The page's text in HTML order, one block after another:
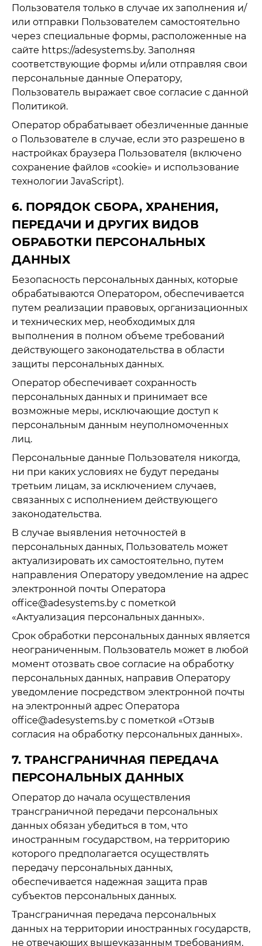
Пользователя только в случае их заполнения и/
или отправки Пользователем самостоятельно
через специальные формы, расположенные на
сайте https://adesystems.by. Заполняя
соответствующие формы и/или отправляя свои
персональные данные Оператору,
Пользователь выражает свое согласие с данной
Политикой.
Оператор обрабатывает обезличенные данные
о Пользователе в случае, если это разрешено в
настройках браузера Пользователя (включено
сохранение файлов «cookie» и использование
технологии JavaScript).
6. ПОРЯДОК СБОРА, ХРАНЕНИЯ,
ПЕРЕДАЧИ И ДРУГИХ ВИДОВ
ОБРАБОТКИ ПЕРСОНАЛЬНЫХ
ДАННЫХ
Безопасность персональных данных, которые
обрабатываются Оператором, обеспечивается
путем реализации правовых, организационных
и технических мер, необходимых для
выполнения в полном объеме требований
действующего законодательства в области
защиты персональных данных.
Оператор обеспечивает сохранность
персональных данных и принимает все
возможные меры, исключающие доступ к
персональным данным неуполномоченных
лиц.
Персональные данные Пользователя никогда,
ни при каких условиях не будут переданы
третьим лицам, за исключением случаев,
связанных с исполнением действующего
законодательства.
В случае выявления неточностей в
персональных данных, Пользователь может
актуализировать их самостоятельно, путем
направления Оператору уведомление на адрес
электронной почты Оператора
office@adesystems.by с пометкой
«Актуализация персональных данных».
Срок обработки персональных данных является
неограниченным. Пользователь может в любой
момент отозвать свое согласие на обработку
персональных данных, направив Оператору
уведомление посредством электронной почты
на электронный адрес Оператора
office@adesystems.by с пометкой «Отзыв
согласия на обработку персональных данных».
7. ТРАНСГРАНИЧНАЯ ПЕРЕДАЧА
ПЕРСОНАЛЬНЫХ ДАННЫХ
Оператор до начала осуществления
трансграничной передачи персональных
данных обязан убедиться в том, что
иностранным государством, на территорию
которого предполагается осуществлять
передачу персональных данных,
обеспечивается надежная защита прав
субъектов персональных данных.
Трансграничная передача персональных
данных на территории иностранных государств,
не отвечающих вышеуказанным требованиям,